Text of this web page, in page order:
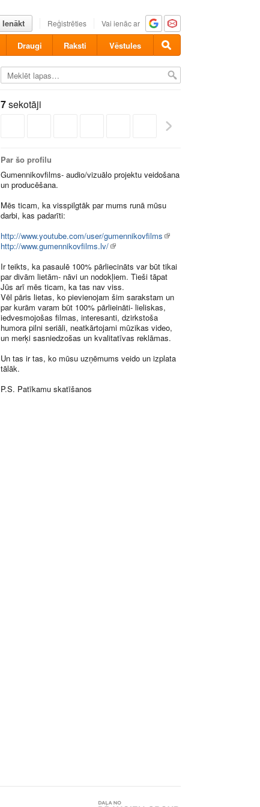
Ienākt Reģistrēties Vai ienāc ar
Draugi Raksti Vēstules
7sekotāji
Par šo profilu
Gumennikovfilms- audio/vizuālo projektu veidošana
un producēšana.
Mēs ticam, ka visspilgtāk par mums runā mūsu
darbi, kas padarīti:
http://www.youtube.com/user/gumennikovfilms
http://www.gumennikovfilms.lv/
Ir teikts, ka pasaulē 100% pārliecināts var būt tikai
par divām lietām- nāvi un nodokļiem. Tieši tāpat
Jūs arī mēs ticam, ka tas nav viss.
Vēl pāris lietas, ko pievienojam šim sarakstam un
par kurām varam būt 100% pārlieināti- lieliskas,
iedvesmojošas filmas, interesanti, dzirkstoša
humora pilni seriāli, neatkārtojami mūzikas video,
un merķi sasniedzošas un kvalitatīvas reklāmas.
Un tas ir tas, ko mūsu uzņēmums veido un izplata
tālāk.
P.S. Patīkamu skatīšanos